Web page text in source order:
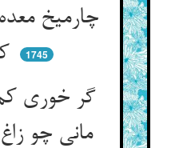
چارمیخ
کند
1745
گر خوری
مانی چو